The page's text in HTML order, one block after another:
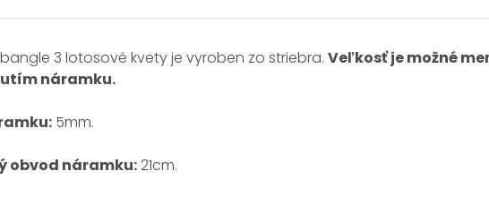
3 lotosové kvety je vyroben zo striebra. Veľkosť je možné
náramku.
5mm.
obvod náramku:21cm.